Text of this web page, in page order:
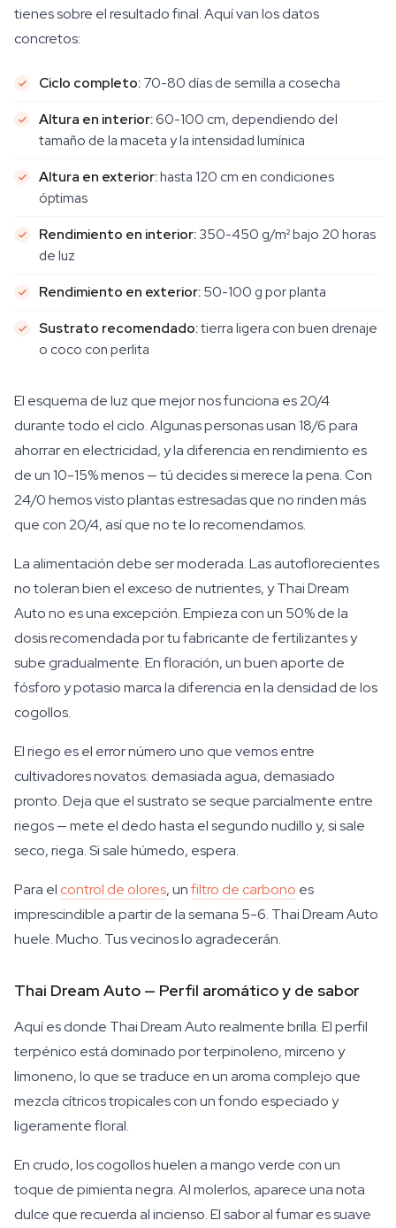
tienes sobre el resultado final. Aquí van los datos
concretos:
Ciclo completo:70-80 días de semilla a cosecha
Altura en interior:60-100 cm, dependiendo del
tamaño de la maceta y la intensidad lumínica
Altura en exterior:hasta 120 cm en condiciones
óptimas
Rendimiento en interior:350-450 g/m² bajo 20 horas
de luz
Rendimiento en exterior:50-100 g por planta
Sustrato recomendado:tierra ligera con buen drenaje
o coco con perlita
El esquema de luz que mejor nos funciona es 20/4
durante todo el ciclo. Algunas personas usan 18/6 para
ahorrar en electricidad, y la diferencia en rendimiento es
de un 10-15% menos — tú decides si merece la pena. Con
24/0 hemos visto plantas estresadas que no rinden más
que con 20/4, así que no te lo recomendamos.
La alimentación debe ser moderada. Las autoflorecientes
no toleran bien el exceso de nutrientes, y Thai Dream
Auto no es una excepción. Empieza con un 50% de la
dosis recomendada por tu fabricante de fertilizantes y
sube gradualmente. En floración, un buen aporte de
fósforo y potasio marca la diferencia en la densidad de los
cogollos.
El riego es el error número uno que vemos entre
cultivadores novatos: demasiada agua, demasiado
pronto. Deja que el sustrato se seque parcialmente entre
riegos — mete el dedo hasta el segundo nudillo y, si sale
seco, riega. Si sale húmedo, espera.
Para el control de olores, unfiltro de carbono es
imprescindible a partir de la semana 5-6. Thai Dream Auto
huele. Mucho. Tus vecinos lo agradecerán.
Thai Dream Auto — Perfil aromático y de sabor
Aquí es donde Thai Dream Auto realmente brilla. El perfil
terpénico está dominado por terpinoleno, mirceno y
limoneno, lo que se traduce en un aroma complejo que
mezcla cítricos tropicales con un fondo especiado y
ligeramente floral.
En crudo, los cogollos huelen a mango verde con un
toque de pimienta negra. Al molerlos, aparece una nota
dulce que recuerda al incienso. El sabor al fumar es suave